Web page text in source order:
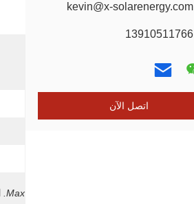
kevin@x-solarenergy.com
13910511766
اتصل الآن
Max.